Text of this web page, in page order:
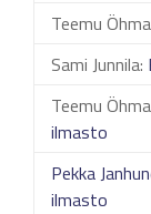
Teemu
Sami Junnila:
Teemu
ilmasto
Pekka
ilmasto